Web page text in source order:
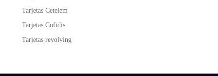
Tarjetas Cetelem
Tarjetas Cofidis
Tarjetas revolving